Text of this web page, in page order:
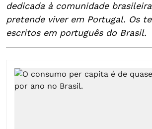
dedicada à comunidade
pretende viver em Portugal. Os
escritos em português do Brasil.